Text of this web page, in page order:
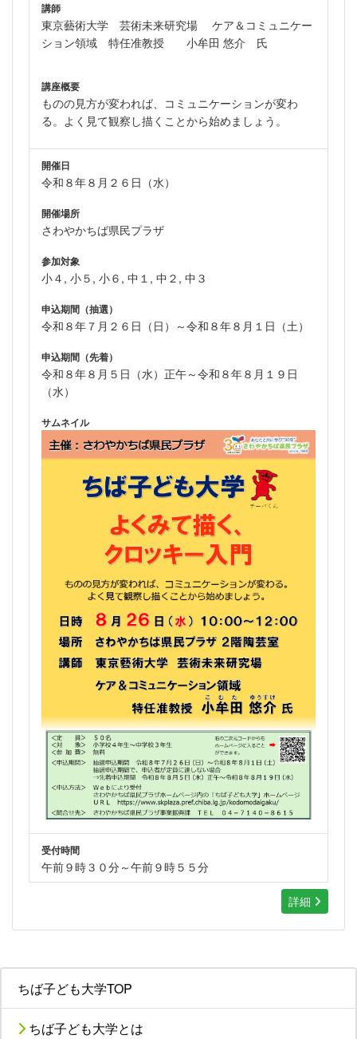
ちば子ども大学TOP
ちば子ども大学とは
講師
東京藝術大学 芸術未来研究場
ケア＆コミュニケー
ション領域 特任准教授 小牟田 悠介 氏
講座概要
ものの見方が変われば、コミュニケーションが変わ
る。よく見て観察し描くことから始めましょう。
開催日
令和８年８月２６日（水）
開催場所
さわやかちば県民プラザ
参加対象
小４, 小５, 小６, 中１, 中２, 中３
申込期間（抽選）
令和８年７月２６日（日）～令和８年８月１日（土）
申込期間（先着）
令和８年８月５日（水）正午～令和８年８月１９日
（水）
サムネイル
受付時間
午前９時３０分～午前９時５５分
詳細